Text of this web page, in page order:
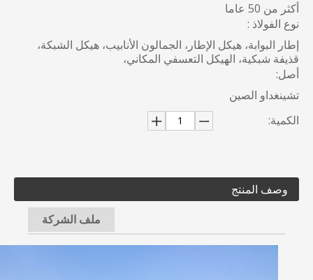
أكثر من 50 عاما
نوع الفولاذ :
إطار البوابة، هيكل الإطار، الجمالون الأنابيب، هيكل الشبكة،
قذيفة شبكية، الهيكل التعسفي المكاني،
أصل:
تشينغداو الصين
الكمية:
وصف المنتج
ملف الشركة